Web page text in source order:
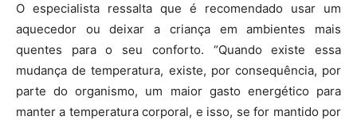
O especialista ressalta que é recomendado usar um
aquecedor ou deixar a criança em ambientes mais
quentes para o seu conforto. “Quando existe essa
mudança de temperatura, existe, por consequência, por
parte do organismo, um maior gasto energético para
manter a temperatura corporal, e isso, se for mantido por